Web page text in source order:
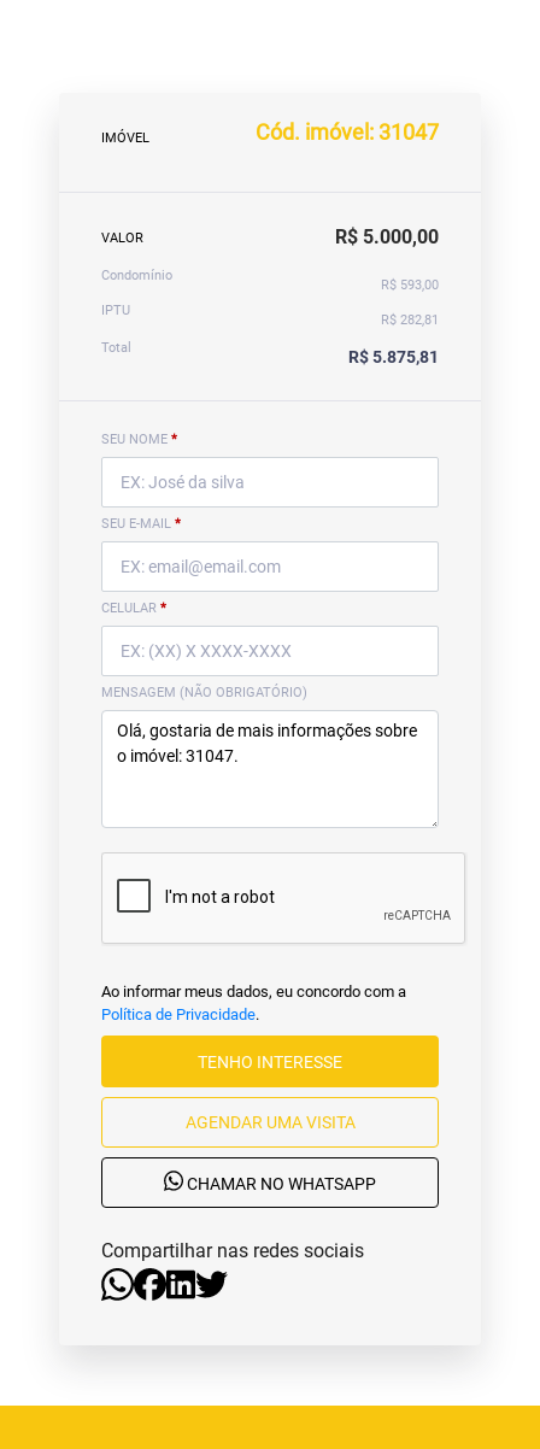
IMÓVEL Cód. imóvel: 31047
VALOR R$ 5.000,00
Condomínio
R$ 593,00
IPTU
R$ 282,81
Total
R$ 5.875,81
SEU NOME *
SEU E-MAIL *
CELULAR *
MENSAGEM (NÃO OBRIGATÓRIO)
Ao informar meus dados, eu concordo com a
Política de Privacidade.
TENHO INTERESSE
AGENDAR UMA VISITA
CHAMAR NO WHATSAPP
Compartilhar nas redes sociais